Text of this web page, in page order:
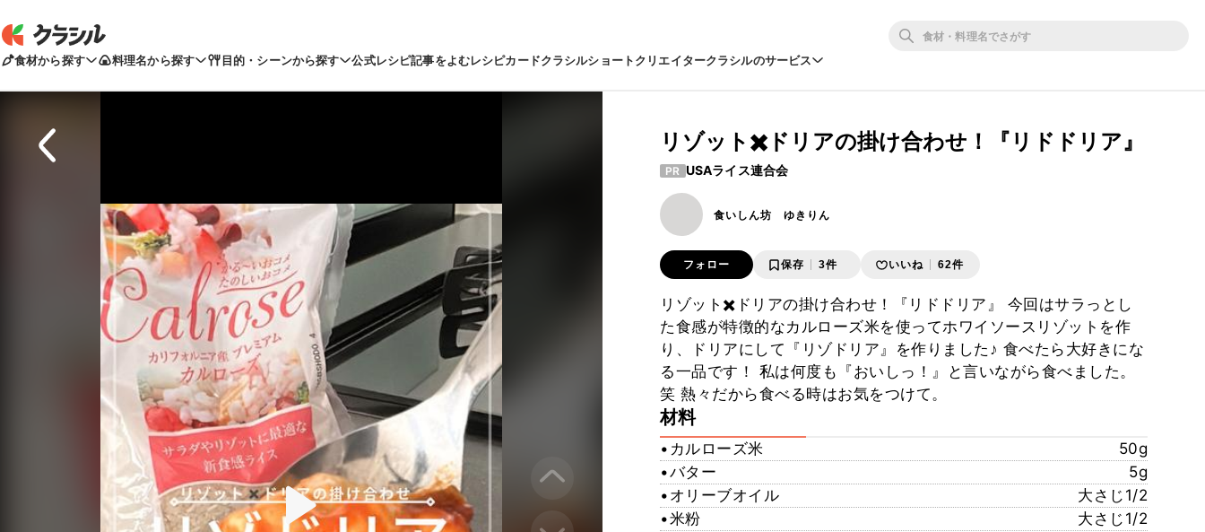
食材から探す 料理名から探す 目的・シーンから探す 公式レシピ記事をよむレシピカードクラシルショートクリエイタークラシルのサービス
リゾット✖️ドリアの掛け合わせ！『リドドリア』
PR USAライス連合会
食いしん坊 ゆきりん
フォロー 保存 3件 いいね 62件
リゾット✖️ドリアの掛け合わせ！『リドドリア』 今回はサラっとし
た食感が特徴的なカルローズ米を使ってホワイソースリゾットを作
り、ドリアにして『リゾドリア』を作りました♪ 食べたら大好きにな
る一品です！ 私は何度も『おいしっ！』と言いながら食べました。
笑 熱々だから食べる時はお気をつけて。
材料
•カルローズ米
50g
•バター
5g
•オリーブオイル
大さじ1/2
•米粉
大さじ1/2